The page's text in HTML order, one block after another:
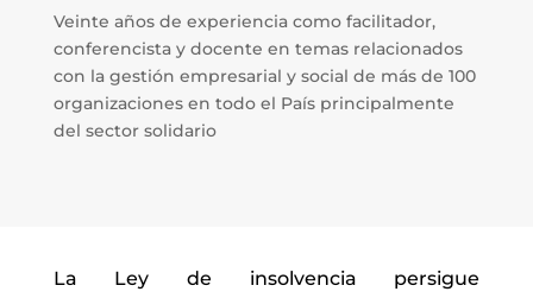
Veinte años de experiencia como facilitador,
conferencista y docente en temas relacionados
con la gestión empresarial y social de más de 100
organizaciones en todo el País principalmente
del sector solidario
La Ley de insolvencia persigue